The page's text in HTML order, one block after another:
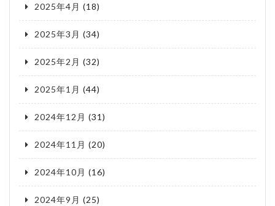
2025年4月 (18)
2025年3月 (34)
2025年2月 (32)
2025年1月 (44)
2024年12月 (31)
2024年11月 (20)
2024年10月 (16)
2024年9月 (25)